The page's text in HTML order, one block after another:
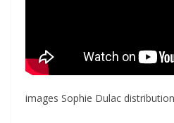
images Sophie Dulac